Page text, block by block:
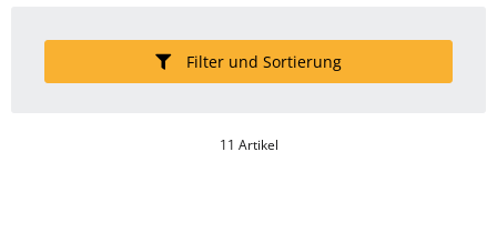
Filter und Sortierung
11 Artikel